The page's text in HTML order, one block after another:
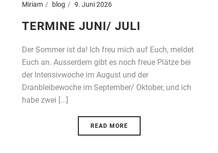
Miriam blog 9. Juni 2026
TERMINE JUNI/ JULI
Der Sommer ist da! Ich freu mich auf Euch, meldet
Euch an. Ausserdem gibt es noch freue Plätze bei
der Intensivwoche im August und der
Dranbleibewoche im September/ Oktober, und ich
habe zwei [...]
READ MORE